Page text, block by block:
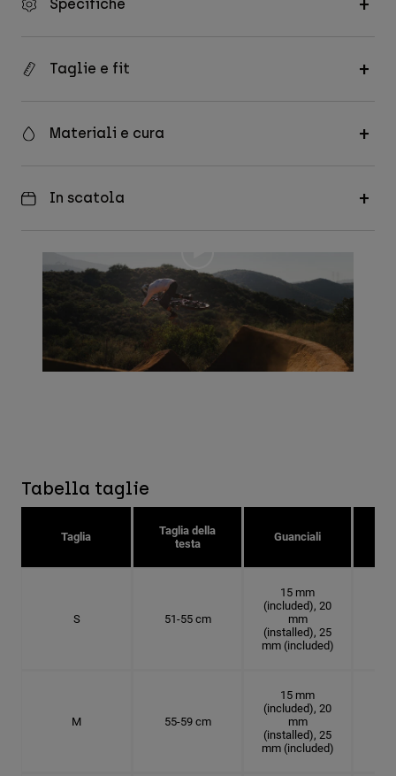
Specifiche
Taglie e fit
Materiali e cura
In scatola
Tabella taglie
Taglia
Taglia della
testa
Guanciali
S 51-55 cm
15 mm
(included), 20
mm
(installed), 25
mm (included)
M 55-59 cm
15 mm
(included), 20
mm
(installed), 25
mm (included)